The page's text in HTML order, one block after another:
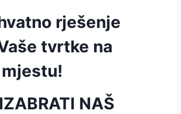
rješenje
tvrtke na
NAŠ